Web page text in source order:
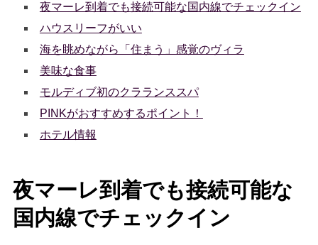
夜マーレ到着でも接続可能な国内線でチェックイン
ハウスリーフがいい
海を眺めながら「住まう」感覚のヴィラ
美味な食事
モルディブ初のクラランススパ
PINKがおすすめするポイント！
ホテル情報
夜マーレ到着でも接続可能な
国内線でチェックイン